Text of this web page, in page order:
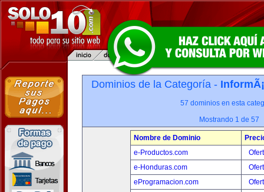
Dominios de la Categoría -
57 dominios en esta
Mostrando 1 de 57
Nombre de Dominio
e-Productos.com
e-Honduras.com
eProgramacion.com